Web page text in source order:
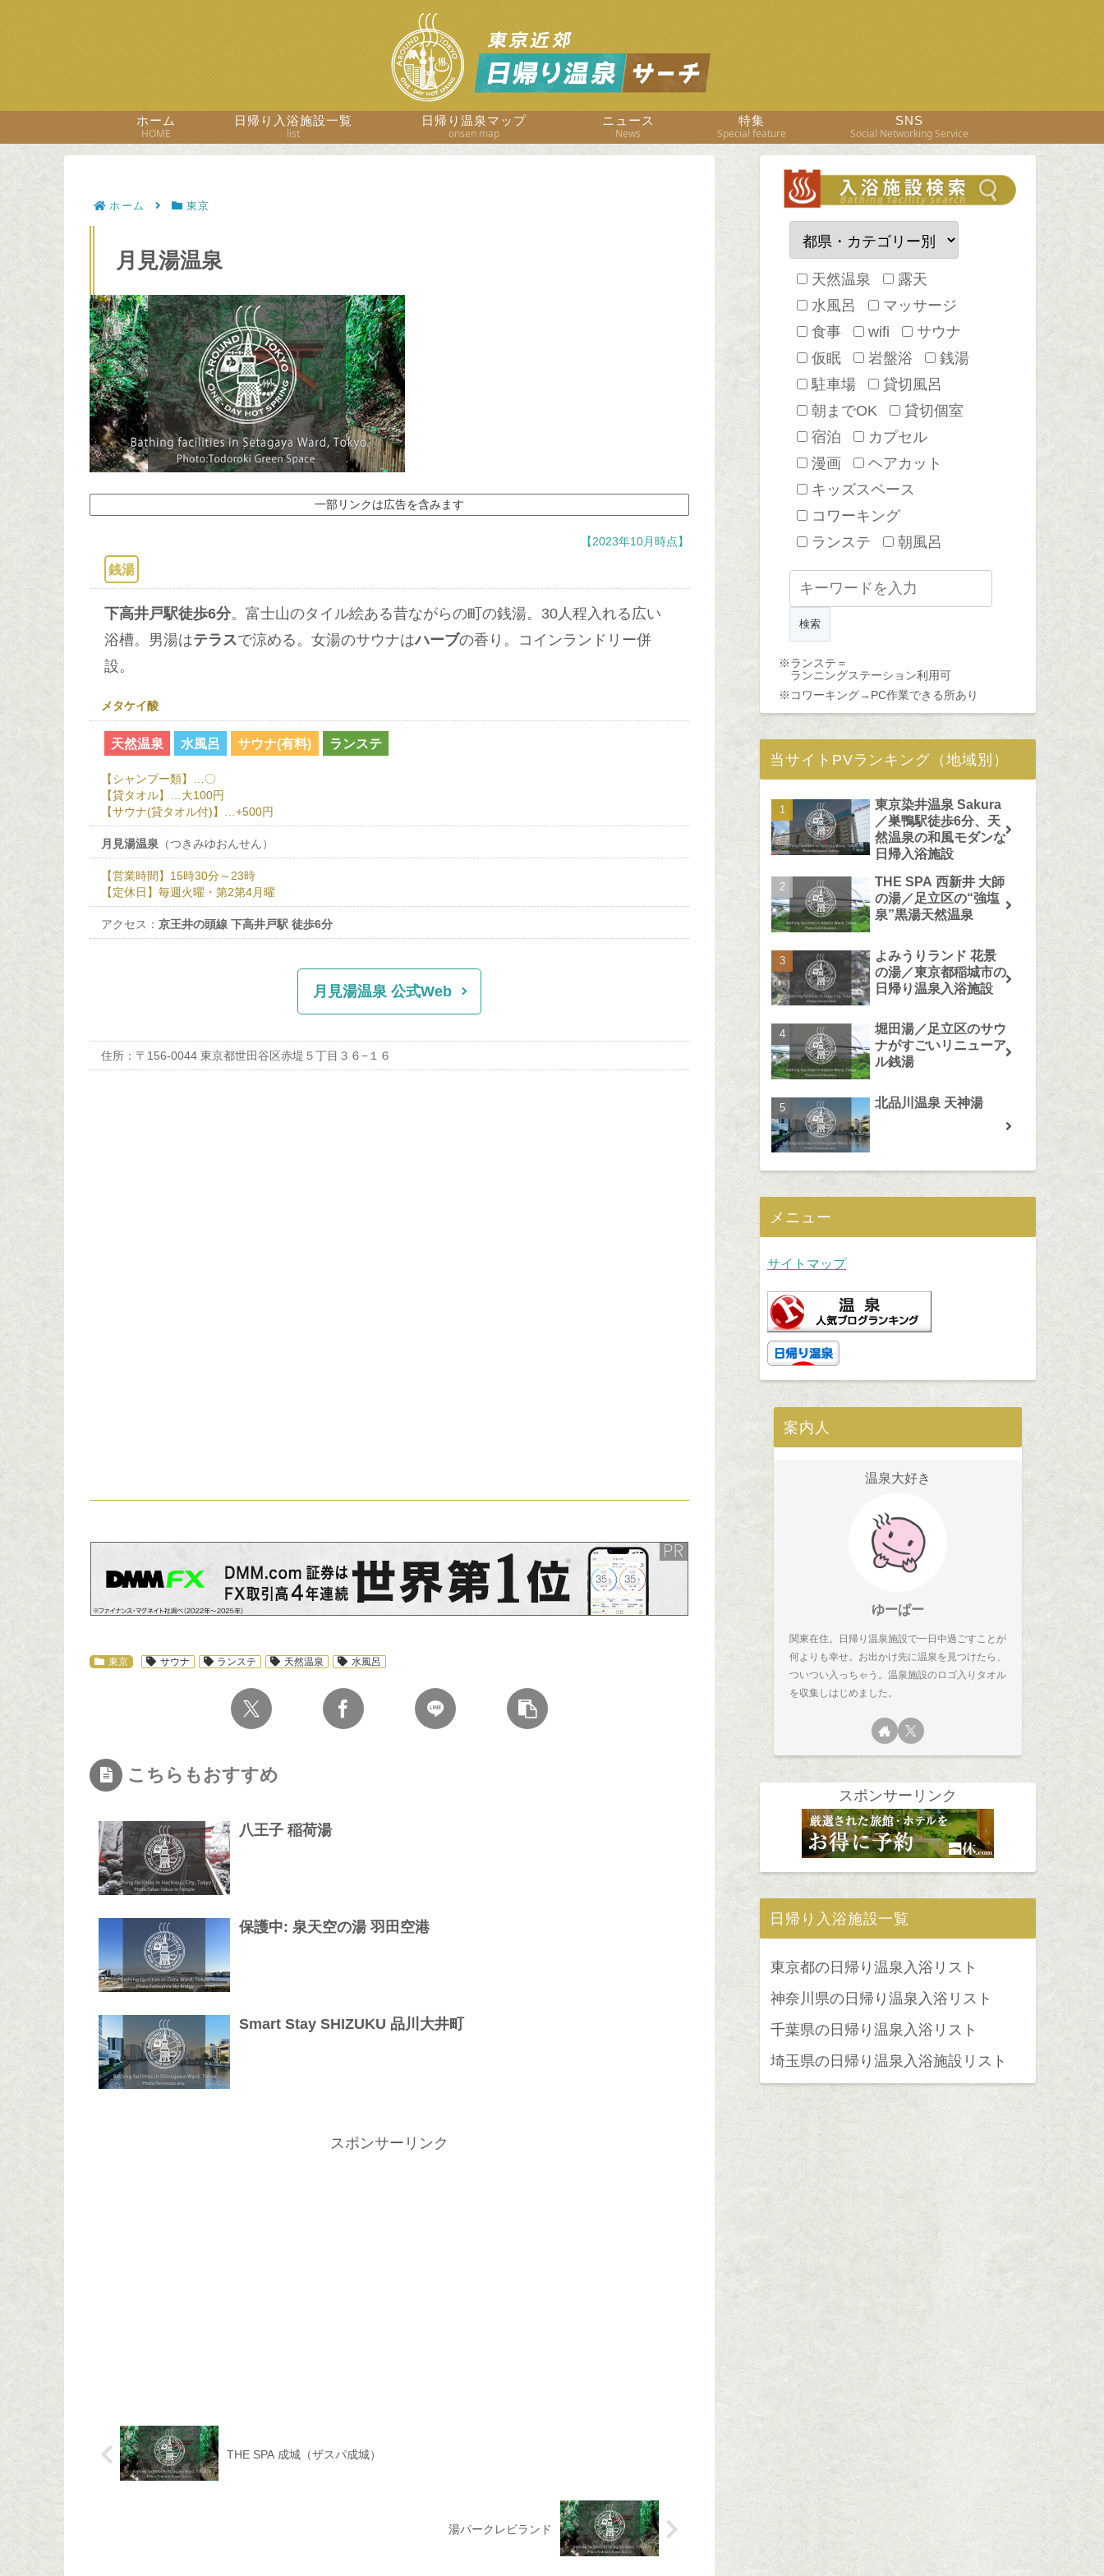
ホーム
HOME
日帰り入浴施設一覧
list
日帰り温泉マップ
onsen map
ニュース
News
特集
Special feature
SNS
Social Networking Service
ホーム 東京
月見湯温泉
一部リンクは広告を含みます
【2023年10月時点】
銭湯
下高井戸駅徒歩6分。富士山のタイル絵ある昔ながらの町の銭湯。30人程入れる広い
浴槽。男湯はテラスで涼める。女湯のサウナはハーブの香り。コインランドリー併
設。
メタケイ酸
天然温泉 水風呂 サウナ(有料) ランステ
【シャンプー類】…〇
【貸タオル】…大100円
【サウナ(貸タオル付)】…+500円
月見湯温泉 （つきみゆおんせん）
【営業時間】15時30分～23時
【定休日】毎週火曜・第2第4月曜
アクセス：京王井の頭線 下高井戸駅 徒歩6分
月見湯温泉 公式Web
住所：〒156-0044 東京都世田谷区赤堤５丁目３６−１６
スポンサーリンク
東京 サウナ ランステ 天然温泉 水風呂
こちらもおすすめ
八王子 稲荷湯
保護中: 泉天空の湯 羽田空港
Smart Stay SHIZUKU 品川大井町
スポンサーリンク
THE SPA 成城（ザスパ成城）
湯パークレビランド
天然温泉
露天
水風呂
マッサージ
食事
wifi
サウナ
仮眠
岩盤浴
銭湯
駐車場
貸切風呂
朝までOK
貸切個室
宿泊
カプセル
漫画
ヘアカット
キッズスペース
コワーキング
ランステ
朝風呂
※ランステ＝
ランニングステーション利用可
※コワーキング→ PC作業できる所あり
当サイトPVランキング（地域別）
東京染井温泉 Sakura
／巣鴨駅徒歩6分、天
然温泉の和風モダンな
日帰入浴施設
THE SPA 西新井 大師
の湯／足立区の“強塩
泉”黒湯天然温泉
よみうりランド 花景
の湯／東京都稲城市の
日帰り温泉入浴施設
堀田湯／足立区のサウ
ナがすごいリニューア
ル銭湯
北品川温泉 天神湯
メニュー
サイトマップ
案内人
温泉大好き
ゆーぱー
関東在住。日帰り温泉施設で一日中過ごすことが
何よりも幸せ。お出かけ先に温泉を見つけたら、
ついつい入っちゃう。温泉施設のロゴ入りタオル
を収集しはじめました。
スポンサーリンク
日帰り入浴施設一覧
東京都の日帰り温泉入浴リスト
神奈川県の日帰り温泉入浴リスト
千葉県の日帰り温泉入浴リスト
埼玉県の日帰り温泉入浴施設リスト